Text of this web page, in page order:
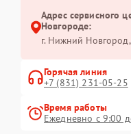
Адрес сервисного
Новгороде:
г. Нижний
Горячая линия
+7 (831) 231-05-25
Время работы
Ежедневно с 9:00